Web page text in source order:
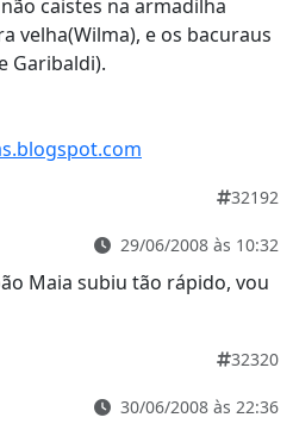
caistes na armadilha
velha(Wilma), e os bacuraus
Garibaldi).
32192
29/06/2008 às 10:32
Maia subiu tão rápido, vou
32320
30/06/2008 às 22:36